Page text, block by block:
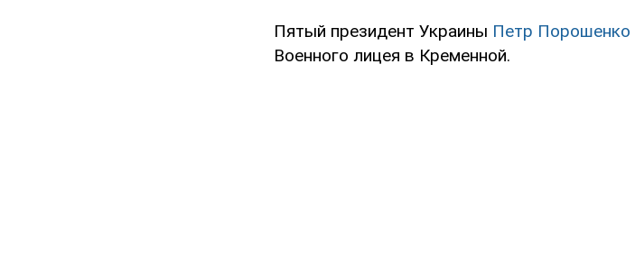
Пятый президент Украины Петр Порошенко
Военного лицея в Кременной.